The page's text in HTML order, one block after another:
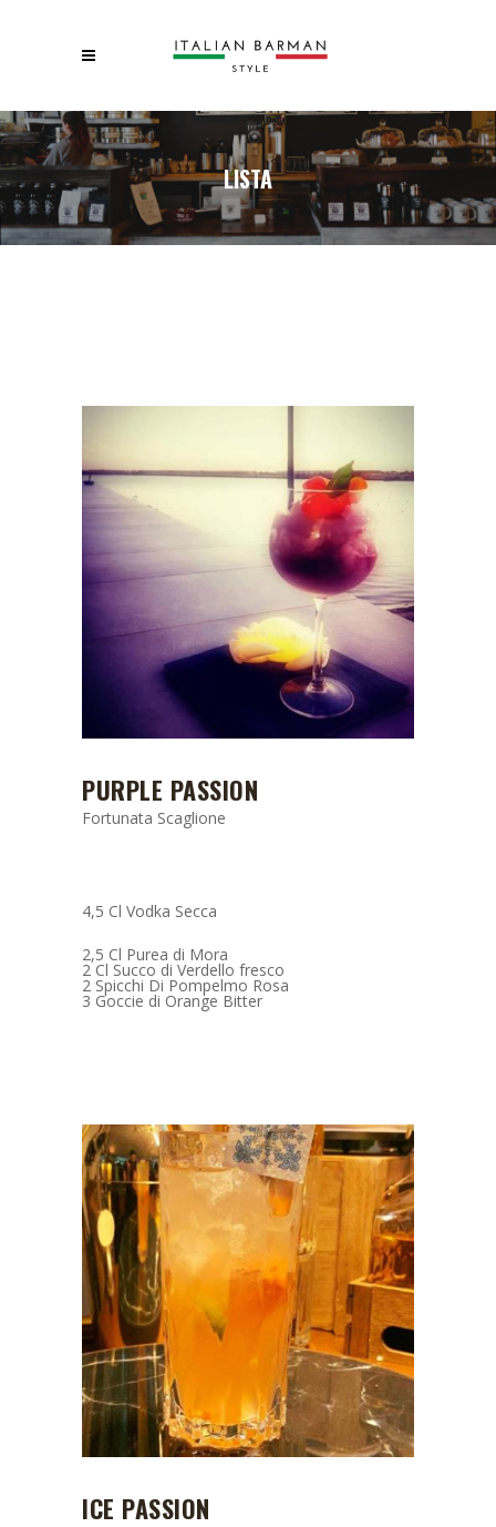
LISTA
PURPLE PASSION
Fortunata Scaglione
4,5 Cl Vodka Secca
2,5 Cl Purea di Mora
2 Cl Succo di Verdello fresco
2 Spicchi Di Pompelmo Rosa
3 Goccie di Orange Bitter
ICE PASSION